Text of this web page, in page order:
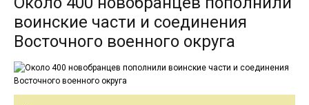
воинские части и соединения
Восточного военного округа